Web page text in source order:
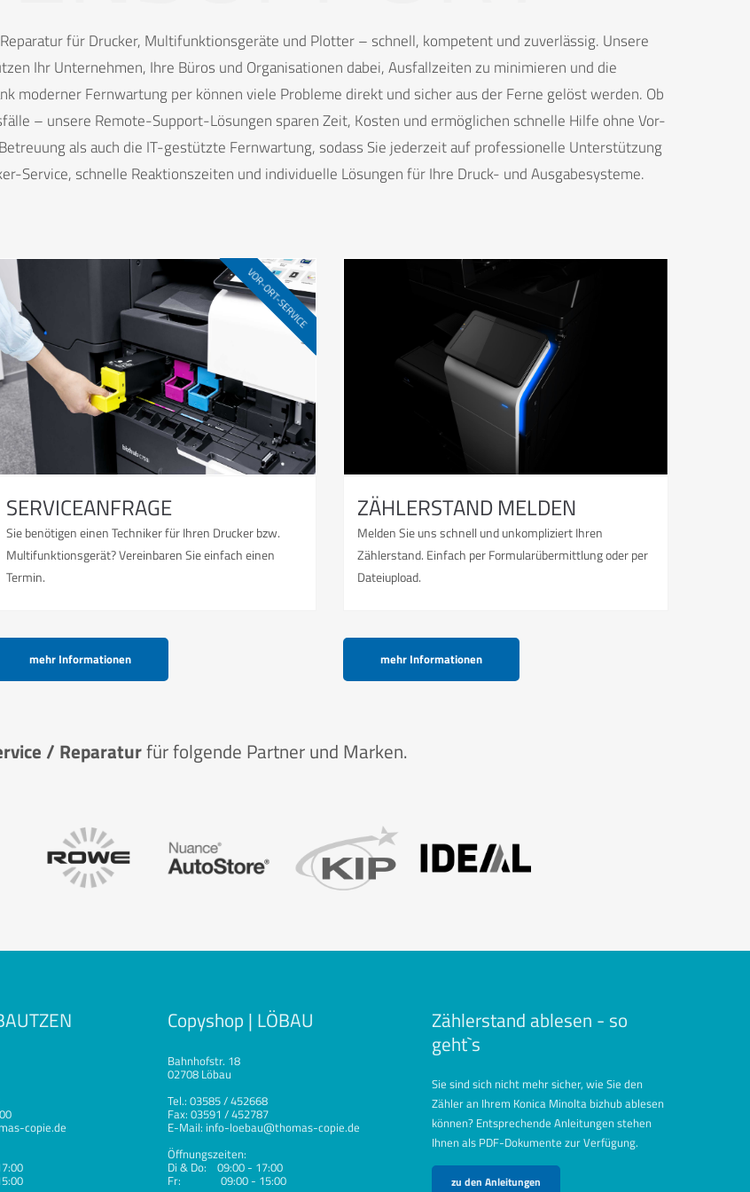
für Drucker, Multifunktionsgeräte und Plotter – schnell, kompetent und zuverlässig. Unsere
Ihr Unternehmen, Ihre Büros und Organisationen dabei, Ausfallzeiten zu minimieren und die
moderner Fernwartung per können viele Probleme direkt und sicher aus der Ferne gelöst werden. Ob
– unsere Remote-Support-Lösungen sparen Zeit, Kosten und ermöglichen schnelle Hilfe ohne Vor-
als auch die IT-gestützte Fernwartung, sodass Sie jederzeit auf professionelle Unterstützung
Service, schnelle Reaktionszeiten und individuelle Lösungen für Ihre Druck- und Ausgabesysteme.
VOR-ORT-SERVICE
SERVICEANFRAGE
Sie benötigen einen Techniker für Ihren Drucker bzw.
Multifunktionsgerät? Vereinbaren Sie einfach einen
Termin.
mehr Informationen
ZÄHLERSTAND MELDEN
Melden Sie uns schnell und unkompliziert Ihren
Zählerstand. Einfach per Formularübermittlung oder per
Dateiupload.
mehr Informationen
/ Reparaturfür folgende Partner und Marken.
copie.de
Copyshop | LÖBAU
Bahnhofstr. 18
02708 Löbau
Tel.: 03585 / 452668
Fax: 03591 / 452787
E-Mail: info-loebau@thomas-copie.de
Öffnungszeiten:
Di & Do: 09:00 - 17:00
Fr: 09:00 - 15:00
Zählerstand ablesen - so
geht`s
Sie sind sich nicht mehr sicher, wie Sie den
Zähler an Ihrem Konica Minolta bizhub ablesen
können? Entsprechende Anleitungen stehen
Ihnen als PDF-Dokumente zur Verfügung.
zu den Anleitungen